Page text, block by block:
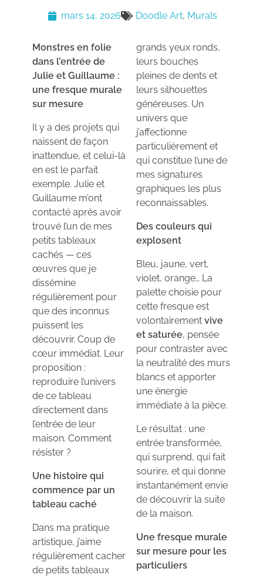
mars 14, 2026 Doodle Art, Murals
Monstres en folie
dans l’entrée de
Julie et Guillaume :
une fresque murale
sur mesure
Il y a des projets qui
naissent de façon
inattendue, et celui-là
en est le parfait
exemple. Julie et
Guillaume m’ont
contacté après avoir
trouvé l’un de mes
petits tableaux
cachés — ces
œuvres que je
dissémine
régulièrement pour
que des inconnus
puissent les
découvrir. Coup de
cœur immédiat. Leur
proposition :
reproduire l’univers
de ce tableau
directement dans
l’entrée de leur
maison. Comment
résister ?
Une histoire qui
commence par un
tableau caché
Dans ma pratique
artistique, j’aime
régulièrement cacher
de petits tableaux
grands yeux ronds,
leurs bouches
pleines de dents et
leurs silhouettes
généreuses. Un
univers que
j’affectionne
particulièrement et
qui constitue l’une de
mes signatures
graphiques les plus
reconnaissables.
Des couleurs qui
explosent
Bleu, jaune, vert,
violet, orange… La
palette choisie pour
cette fresque est
volontairement vive
et saturée, pensée
pour contraster avec
la neutralité des murs
blancs et apporter
une énergie
immédiate à la pièce.
Le résultat : une
entrée transformée,
qui surprend, qui fait
sourire, et qui donne
instantanément envie
de découvrir la suite
de la maison.
Une fresque murale
sur mesure pour les
particuliers